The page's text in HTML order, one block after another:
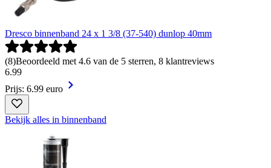
Dresco binnenband 24 x 1 3/8 (37-540) dunlop 40mm
(8)Beoordeeld met 4.6 van de 5 sterren, 8 klantreviews
6.99
Prijs: 6.99 euro
Bekijk alles in binnenband